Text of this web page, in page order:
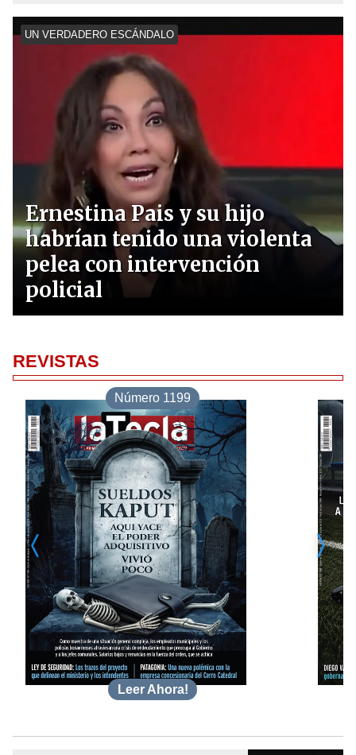
UN VERDADERO ESCÁNDALO
Ernestina Pais y su hijo
habrían tenido una violenta
pelea con intervención
policial
REVISTAS
Número 1199
Leer Ahora!